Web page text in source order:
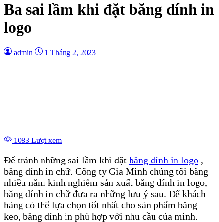
Ba sai lầm khi đặt băng dính in
logo
admin 1 Tháng 2, 2023
1083 Lượt xem
Để tránh những sai lầm khi đặt băng dính in logo ,
băng dính in chữ. Công ty Gia Minh chúng tôi băng
nhiều năm kinh nghiệm sản xuất băng dính in logo,
băng dính in chữ đưa ra những lưu ý sau. Để khách
hàng có thể lựa chọn tốt nhất cho sản phẩm băng
keo, băng dính in phù hợp với nhu cầu của mình.